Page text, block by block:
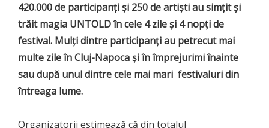
420.000 de participanți și 250 de artiști au simțit și
trăit magia UNTOLD în cele 4 zile și 4 nopți de
festival. Mulți dintre participanți au petrecut mai
multe zile în Cluj-Napoca și în împrejurimi înainte
sau după unul dintre cele mai mari festivaluri din
întreaga lume.
Organizatorii estimează că din totalul